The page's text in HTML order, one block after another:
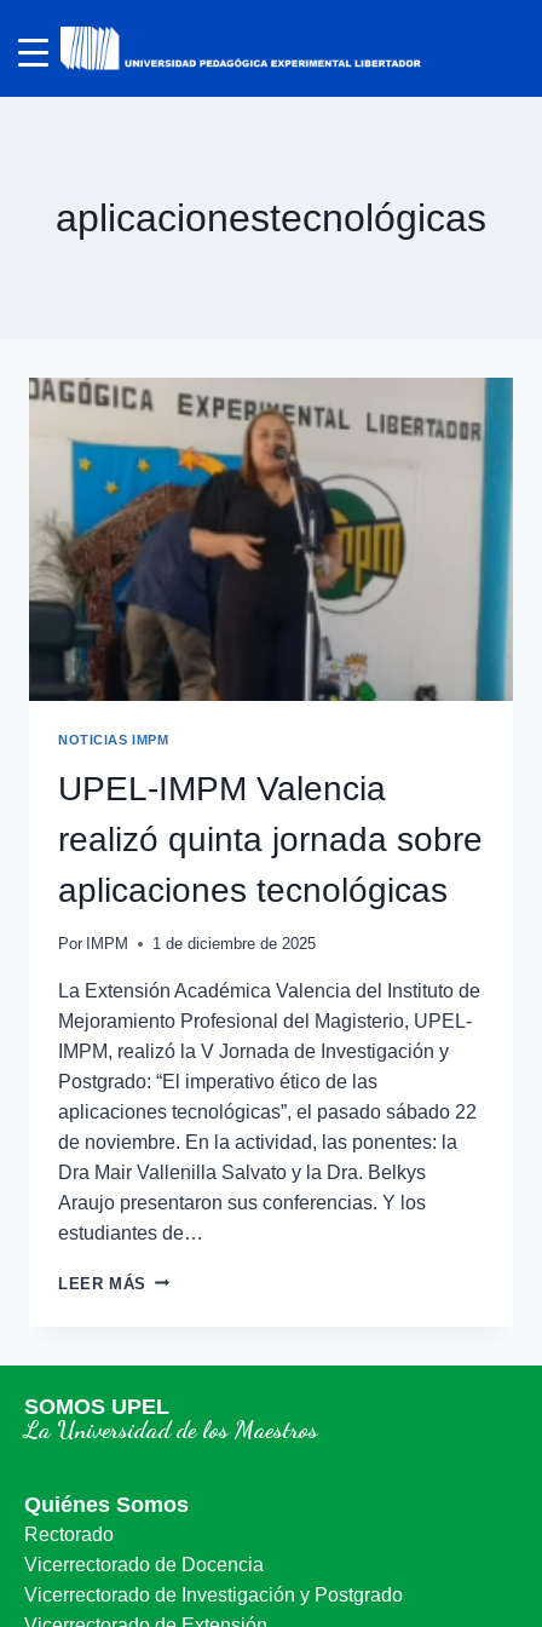
aplicacionestecnológicas
NOTICIAS IMPM
UPEL-IMPM Valencia
realizó quinta jornada sobre
aplicaciones tecnológicas
Por IMPM 1 de diciembre de 2025
La Extensión Académica Valencia del Instituto de
Mejoramiento Profesional del Magisterio, UPEL-
IMPM, realizó la V Jornada de Investigación y
Postgrado: “El imperativo ético de las
aplicaciones tecnológicas”, el pasado sábado 22
de noviembre. En la actividad, las ponentes: la
Dra Mair Vallenilla Salvato y la Dra. Belkys
Araujo presentaron sus conferencias. Y los
estudiantes de…
LEER MÁS
SOMOS UPEL
La Universidad de los Maestros
Quiénes Somos
Rectorado
Vicerrectorado de Docencia
Vicerrectorado de Investigación y Postgrado